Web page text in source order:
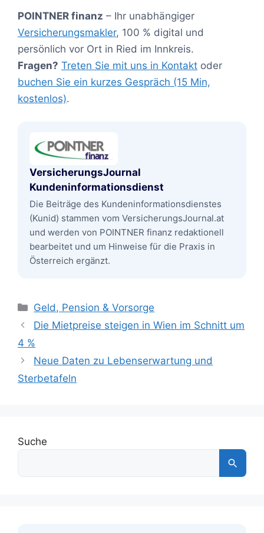
POINTNER finanz – Ihr unabhängiger
Versicherungsmakler, 100 % digital und
persönlich vor Ort in Ried im Innkreis.
Fragen? Treten Sie mit uns in Kontakt oder
buchen Sie ein kurzes Gespräch (15 Min,
kostenlos).
VersicherungsJournal
Kundeninformationsdienst
Die Beiträge des Kundeninformationsdienstes
(Kunid) stammen vom VersicherungsJournal.at
und werden von POINTNER finanz redaktionell
bearbeitet und um Hinweise für die Praxis in
Österreich ergänzt.
Kategorien
Geld, Pension & Vorsorge
Die Mietpreise steigen in Wien im Schnitt um
4 %
Neue Daten zu Lebenserwartung und
Sterbetafeln
Suche